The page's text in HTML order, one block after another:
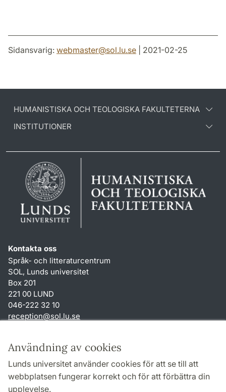
Användning av cookies
Lunds universitet använder cookies för att se till att
webbplatsen fungerar korrekt och för att förbättra din
upplevelse.
Sidansvarig: webmaster@sol.lu.se | 2021-02-25
HUMANISTISKA OCH TEOLOGISKA FAKULTETERNA
INSTITUTIONER
Kontakta oss
Språk- och litteraturcentrum
SOL, Lunds universitet
Box 201
221 00 LUND
046-222 32 10
reception@sol.lu.se
Genvägar
Om webbplatsen och cookies
Behandling av personuppgifter
Tillgänglighetsredogörelse